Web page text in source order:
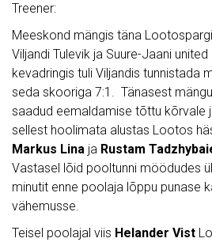
Treener:
Meeskond mängis täna
Viljandi Tulevik ja Suure-Jaani
kevadringis tuli Viljandis tunnistada
seda skooriga 7:1. Tänasest
saadud eemaldamise tõttu kõrvale
sellest hoolimata alustas Lootos
Markus Lina ja Rustam
Vastasel lõid pooltunni möödudes
minutit enne poolaja lõppu punase
vähemusse.
Teisel poolajal viis Helander Vist